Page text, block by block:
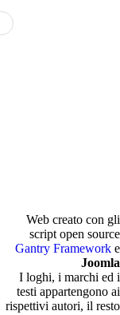
Web creato con gli
script open source
Gantry Frameworke
Joomla
I loghi, i marchi ed i
testi appartengono ai
rispettivi autori, il resto